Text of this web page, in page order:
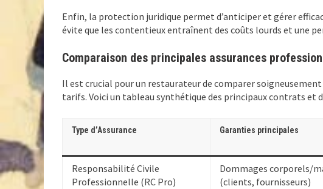
Enfin, la protection juridique permet d’anticiper et gérer
évite que les contentieux entraînent des coûts lourds et une
Comparaison des principales assurances
Il est crucial pour un restaurateur de comparer
tarifs. Voici un tableau synthétique des principaux contrats et
Type d’Assurance Garanties principales
Responsabilité Civile
Professionnelle (RC Pro)
Dommages corporels/
(clients, fournisseurs)